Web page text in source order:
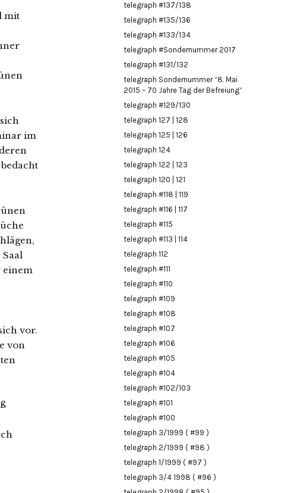
mit
im
einem
vor.
von
telegraph #137/138
telegraph #135/136
telegraph #133/134
telegraph #Sondernummer 2017
telegraph #131/132
telegraph Sondernummer “8. Mai
2015 – 70 Jahre Tag der Befreiung”
telegraph #129/130
telegraph 127 | 128
telegraph 125 | 126
telegraph 124
telegraph 122 | 123
telegraph 120 | 121
telegraph #118 | 119
telegraph #116 | 117
telegraph #115
telegraph #113 | 114
telegraph 112
telegraph #111
telegraph #110
telegraph #109
telegraph #108
telegraph #107
telegraph #106
telegraph #105
telegraph #104
telegraph #102/103
telegraph #101
telegraph #100
telegraph 3/1999 ( #99 )
telegraph 2/1999 ( #98 )
telegraph 1/1999 ( #97 )
telegraph 3/4 1998 ( #96 )